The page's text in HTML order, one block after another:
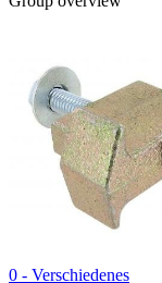
0 - Verschiedenes